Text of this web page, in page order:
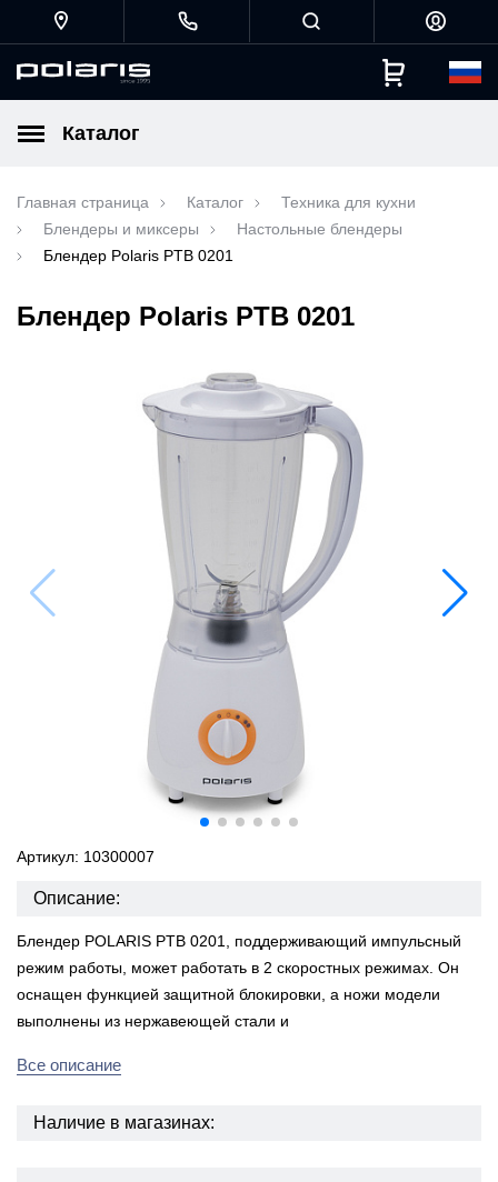
Каталог
Главная страница Каталог
Техника для кухни
Блендеры и миксеры
Настольные блендеры
Блендер Polaris PTB 0201
Блендер Polaris PTB 0201
Артикул: 10300007
Описание:
Блендер POLARIS PTB 0201, поддерживающий импульсный
режим работы, может работать в 2 скоростных режимах. Он
оснащен функцией защитной блокировки, а ножи модели
выполнены из нержавеющей стали и
Все описание
Наличие в магазинах: